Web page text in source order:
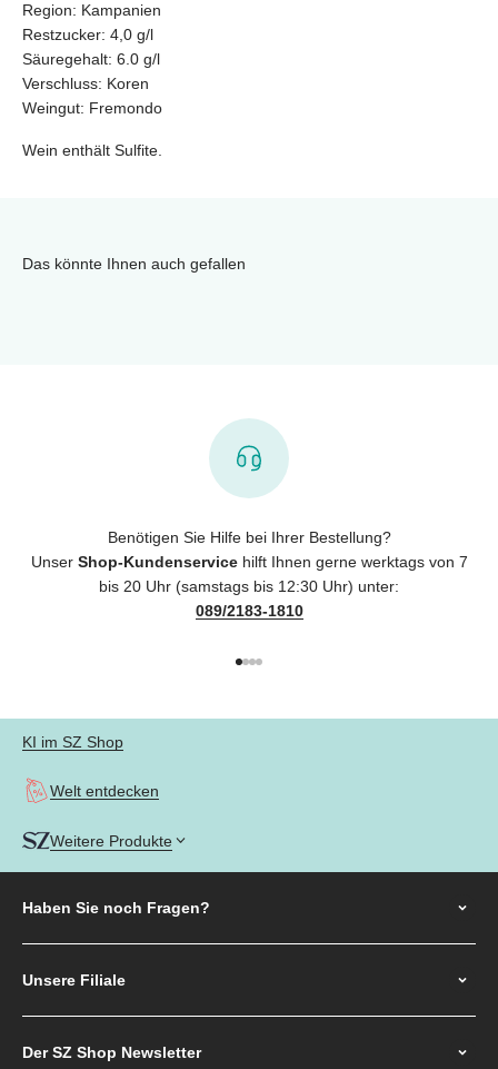
Region: Kampanien
Restzucker: 4,0 g/l
Säuregehalt: 6.0 g/l
Verschluss: Koren
Weingut: Fremondo
Wein enthält Sulfite.
Das könnte Ihnen auch gefallen
Benötigen Sie Hilfe bei Ihrer Bestellung?
Unser Shop-Kundenservicehilft Ihnen gerne werktags von 7
bis 20 Uhr (samstags bis 12:30 Uhr) unter:
089/2183-1810
KI im SZ Shop
Welt entdecken
Weitere Produkte
Haben Sie noch Fragen?
Unsere Filiale
Der SZ Shop Newsletter